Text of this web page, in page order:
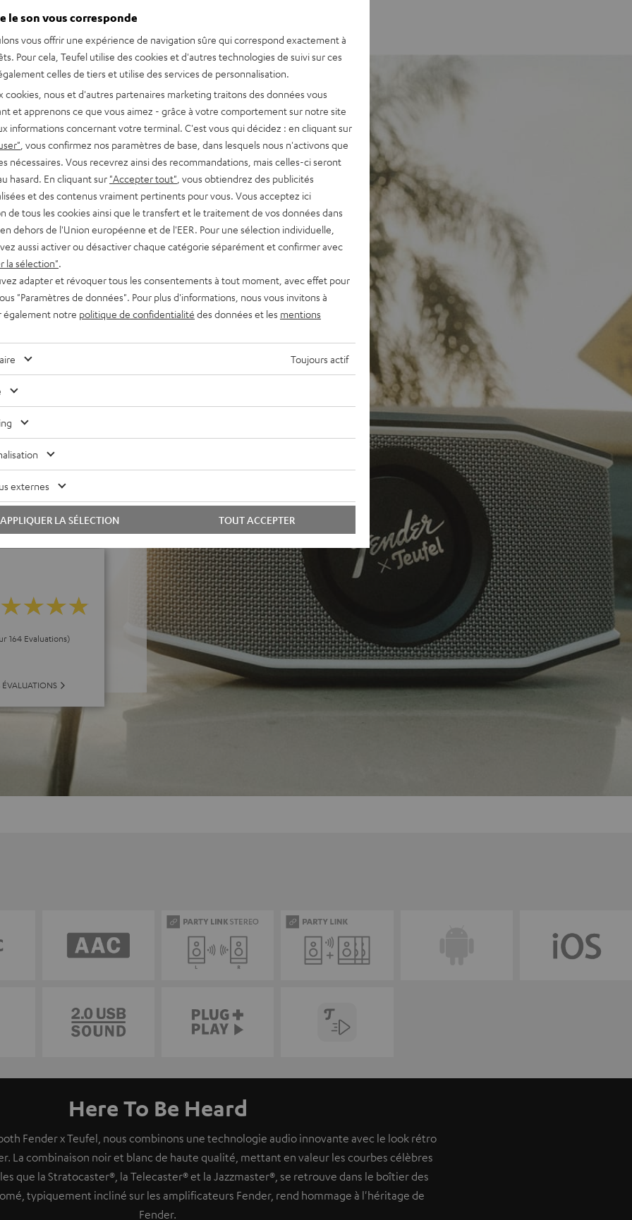
et puissant
musique à la plage et en
de Fender –
de Teufel, développé
américains.
l'eau, même en cas
de plus de 28
pour des basses
basses optimales,
GO 2 pour une
Connectez jusqu'à 100
Prend en charge Google
et des sacs à dos ainsi
de 1/4 de pouce pour
de batterie et
164 Evaluations)
ÉVALUATIONS
Here To Be Heard
Fender x Teufel, nous combinons une technologie audio innovante avec le look rétro
La combinaison noir et blanc de haute qualité, mettant en valeur les courbes célèbres
que la Stratocaster®, la Telecaster® et la Jazzmaster®, se retrouve dans le boîtier des
typiquement incliné sur les amplificateurs Fender, rend hommage à l'héritage de
Fender.
le son vous corresponde
vous offrir une expérience de navigation sûre qui correspond exactement à
Pour cela, Teufel utilise des cookies et d'autres technologies de suivi sur ces
celles de tiers et utilise des services de personnalisation.
cookies, nous et d'autres partenaires marketing traitons des données vous
et apprenons ce que vous aimez - grâce à votre comportement sur notre site
informations concernant votre terminal. C'est vous qui décidez : en cliquant sur
, vous confirmez nos paramètres de base, dans lesquels nous n'activons que
nécessaires. Vous recevrez ainsi des recommandations, mais celles-ci seront
hasard. En cliquant sur "Accepter tout" , vous obtiendrez des publicités
et des contenus vraiment pertinents pour vous. Vous acceptez ici
de tous les cookies ainsi que le transfert et le traitement de vos données dans
dehors de l'Union européenne et de l'EER. Pour une sélection individuelle,
aussi activer ou désactiver chaque catégorie séparément et confirmer avec
la sélection"
adapter et révoquer tous les consentements à tout moment, avec effet pour
"Paramètres de données". Pour plus d'informations, nous vous invitons à
également notre politique de confidentialité des données et les mentions
Toujours actif
externes
TOUT ACCEPTER
APPLIQUER LA SÉLECTION